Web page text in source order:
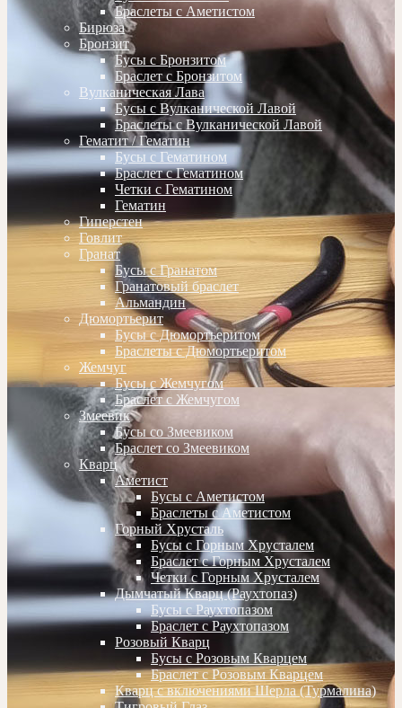
Браслеты с Аметистом
Бирюза
Бронзит
Бусы с Бронзитом
Браслет с Бронзитом
Вулканическая Лава
Бусы с Вулканической Лавой
Браслеты с Вулканической Лавой
Гематит / Гематин
Бусы с Гематином
Браслет с Гематином
Четки с Гематином
Гематин
Гиперстен
Говлит
Гранат
Бусы с Гранатом
Гранатовый браслет
Альмандин
Дюмортьерит
Бусы с Дюмортьеритом
Браслеты с Дюмортьеритом
Жемчуг
Бусы с Жемчугом
Браслет с Жемчугом
Змеевик
Бусы со Змеевиком
Браслет со Змеевиком
Кварц
Аметист
Бусы с Аметистом
Браслеты с Аметистом
Горный Хрусталь
Бусы с Горным Хрусталем
Браслет с Горным Хрусталем
Четки с Горным Хрусталем
Дымчатый Кварц (Раухтопаз)
Бусы с Раухтопазом
Браслет с Раухтопазом
Розовый Кварц
Бусы с Розовым Кварцем
Браслет с Розовым Кварцем
Кварц с включениями Шерла (Турмалина)